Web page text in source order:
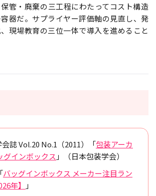
管・廃棄の三工程にわたってコスト構造
器だ。サプライヤー評価軸の見直し、発
現場教育の三位一体で導入を進めること
誌 Vol.20 No.1（2011）「包装アーカ
グインボックス 」（日本包装学会）
バッグインボックス メーカー注目ラン
年】
」